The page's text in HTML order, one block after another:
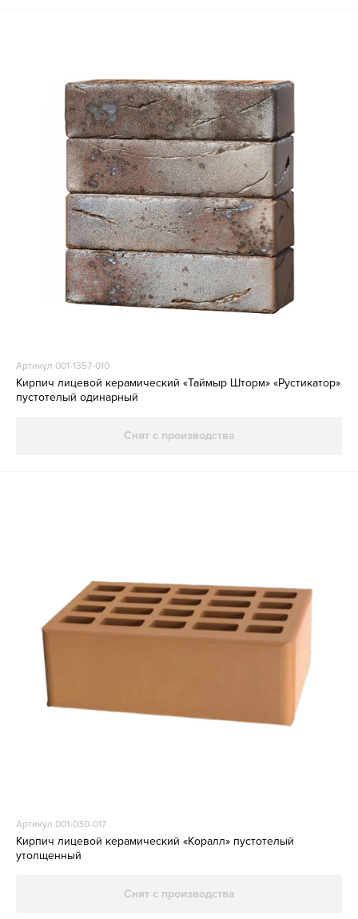
Артикул 001-1357-010
Кирпич лицевой керамический «Таймыр Шторм» «Рустикатор»
пустотелый одинарный
Снят с производства
Артикул 001-030-017
Кирпич лицевой керамический «Коралл» пустотелый
утолщенный
Снят с производства